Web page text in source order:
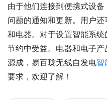
由于他们连接到便携式设
问题的通知和更新。用户
和电器。对于设置智能系
节约中受益。电器和电子
源成，易百珑无线自发电智
要求，欢迎了解！